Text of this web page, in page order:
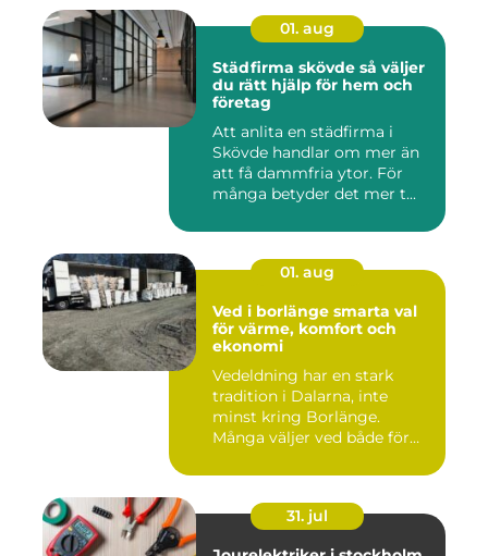
01. aug
Städfirma skövde så väljer
du rätt hjälp för hem och
företag
Att anlita en städfirma i
Skövde handlar om mer än
att få dammfria ytor. För
många betyder det mer t...
01. aug
Ved i borlänge smarta val
för värme, komfort och
ekonomi
Vedeldning har en stark
tradition i Dalarna, inte
minst kring Borlänge.
Många väljer ved både för
31. jul